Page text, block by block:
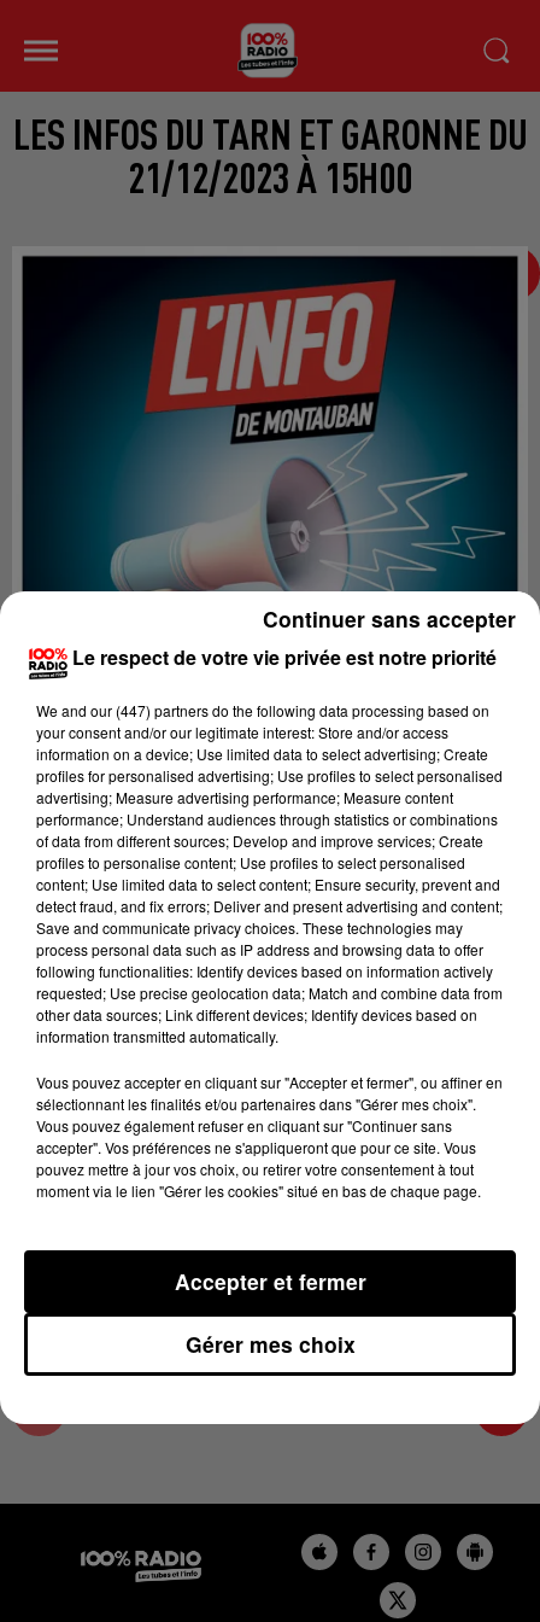
LES INFOS DU TARN ET GARONNE DU
21/12/2023 À 15H00
Lecture (2 min 22 sec)
100%
100% Radio les infos du Tarn et Garonne
21 décembre 2023 - 2 min 22 sec
LES INFOS DU TARN ET GARONNE DU
21/12/2023 À 15H00
Podcasts infos du Tarn et Garonne
Le respect de votre vie privée est notre priorité
We and our (447) partnersdo the following data processing based on
your consent and/or our legitimate interest: Store and/or access
information on a device; Use limited data to select advertising; Create
profiles for personalised advertising; Use profiles to select personalised
advertising; Measure advertising performance; Measure content
performance; Understand audiences through statistics or combinations
of data from different sources; Develop and improve services; Create
profiles to personalise content; Use profiles to select personalised
content; Use limited data to select content; Ensure security, prevent and
detect fraud, and fix errors; Deliver and present advertising and content;
Save and communicate privacy choices. These technologies may
process personal data such as IP address and browsing data to offer
following functionalities: Identify devices based on information actively
requested; Use precise geolocation data; Match and combine data from
other data sources; Link different devices; Identify devices based on
information transmitted automatically.
Vous pouvez accepter en cliquant sur "Accepter et fermer", ou affiner en
sélectionnant les finalités et/ou partenaires dans "Gérer mes choix".
Vous pouvez également refuser en cliquant sur "Continuer sans
accepter". Vos préférences ne s'appliqueront que pour ce site. Vous
pouvez mettre à jour vos choix, ou retirer votre consentement à tout
moment via le lien "Gérer les cookies" situé en bas de chaque page.
Gérer mes choix
Accepter et fermer
Continuer sans accepter